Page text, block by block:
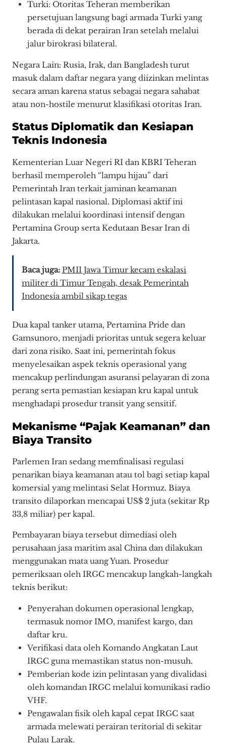
Turki: Otoritas Teheran memberikan
persetujuan langsung bagi armada Turki yang
berada di dekat perairan Iran setelah melalui
jalur birokrasi bilateral.
Negara Lain: Rusia, Irak, dan Bangladesh turut
masuk dalam daftar negara yang diizinkan melintas
secara aman karena status sebagai negara sahabat
atau non-hostile menurut klasifikasi otoritas Iran.
Status Diplomatik dan Kesiapan
Teknis Indonesia
Kementerian Luar Negeri RI dan KBRI Teheran
berhasil memperoleh “lampu hijau” dari
Pemerintah Iran terkait jaminan keamanan
pelintasan kapal nasional. Diplomasi aktif ini
dilakukan melalui koordinasi intensif dengan
Pertamina Group serta Kedutaan Besar Iran di
Jakarta.
Baca juga: PMII Jawa Timur kecam eskalasi
militer di Timur Tengah, desak Pemerintah
Indonesia ambil sikap tegas
Dua kapal tanker utama, Pertamina Pride dan
Gamsunoro, menjadi prioritas untuk segera keluar
dari zona risiko. Saat ini, pemerintah fokus
menyelesaikan aspek teknis operasional yang
mencakup perlindungan asuransi pelayaran di zona
perang serta pemastian kesiapan kru kapal untuk
menghadapi prosedur transit yang sensitif.
Mekanisme “Pajak Keamanan” dan
Biaya Transito
Parlemen Iran sedang memfinalisasi regulasi
penarikan biaya keamanan atau tol bagi setiap kapal
komersial yang melintasi Selat Hormuz. Biaya
transito dilaporkan mencapai US$ 2 juta (sekitar Rp
33,8 miliar) per kapal.
Pembayaran biaya tersebut dimediasi oleh
perusahaan jasa maritim asal China dan dilakukan
menggunakan mata uang Yuan. Prosedur
pemeriksaan oleh IRGC mencakup langkah-langkah
teknis berikut:
Penyerahan dokumen operasional lengkap,
termasuk nomor IMO, manifest kargo, dan
daftar kru.
Verifikasi data oleh Komando Angkatan Laut
IRGC guna memastikan status non-musuh.
Pemberian kode izin pelintasan yang divalidasi
oleh komandan IRGC melalui komunikasi radio
VHF.
Pengawalan fisik oleh kapal cepat IRGC saat
armada melewati perairan teritorial di sekitar
Pulau Larak.